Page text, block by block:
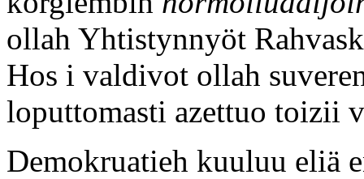
ollah Yhtistynnyöt
Hos i valdivot ollah
loputtomasti azettuo toizii
Demokruatieh kuuluu eliä